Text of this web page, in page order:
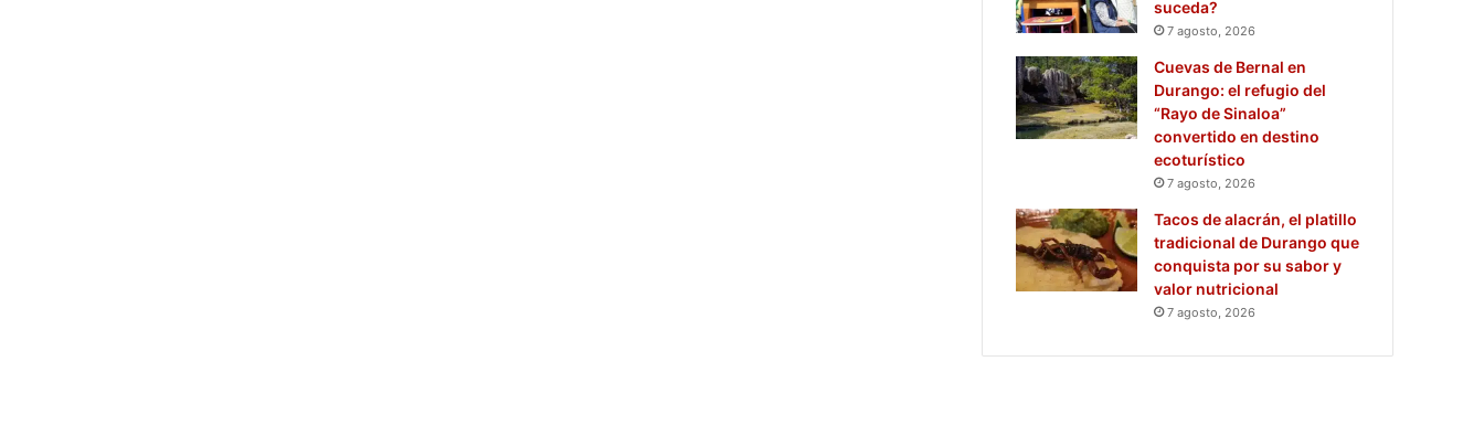
suceda?
7 agosto, 2026
Cuevas de Bernal en
Durango: el refugio del
“Rayo de Sinaloa”
convertido en destino
ecoturístico
7 agosto, 2026
Tacos de alacrán, el platillo
tradicional de Durango que
conquista por su sabor y
valor nutricional
7 agosto, 2026